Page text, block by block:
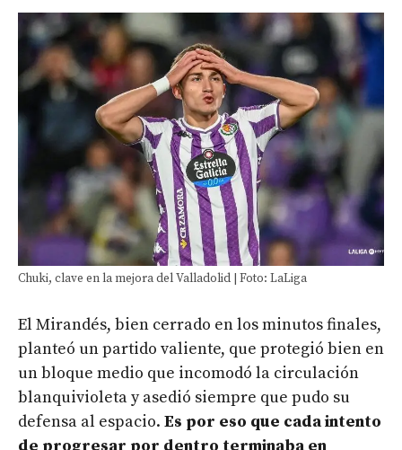
Chuki, clave en la mejora del Valladolid | Foto: LaLiga
El Mirandés, bien cerrado en los minutos finales,
planteó un partido valiente, que protegió bien en
un bloque medio que incomodó la circulación
blanquivioleta y asedió siempre que pudo su
defensa al espacio. Es por eso que cada intento